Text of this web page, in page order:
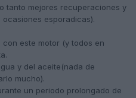
tanto mejores recuperaciones y
esporadicas).
con este motor (y todos en
y del aceite(nada de
mucho).
un periodo prolongado de